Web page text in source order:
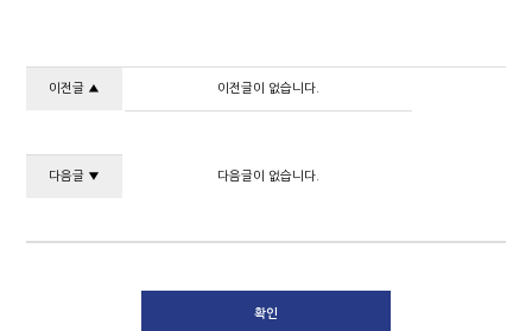
이전글 ▲ 이전글이 없습니다.
다음글 ▼ 다음글이 없습니다.
확인